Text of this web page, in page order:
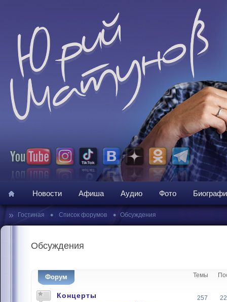
Новости Афиша Аудио Фото
» Гостиная • Список форумов • Обсуждения
Обсуждения
Форум Темы
Концерты 257